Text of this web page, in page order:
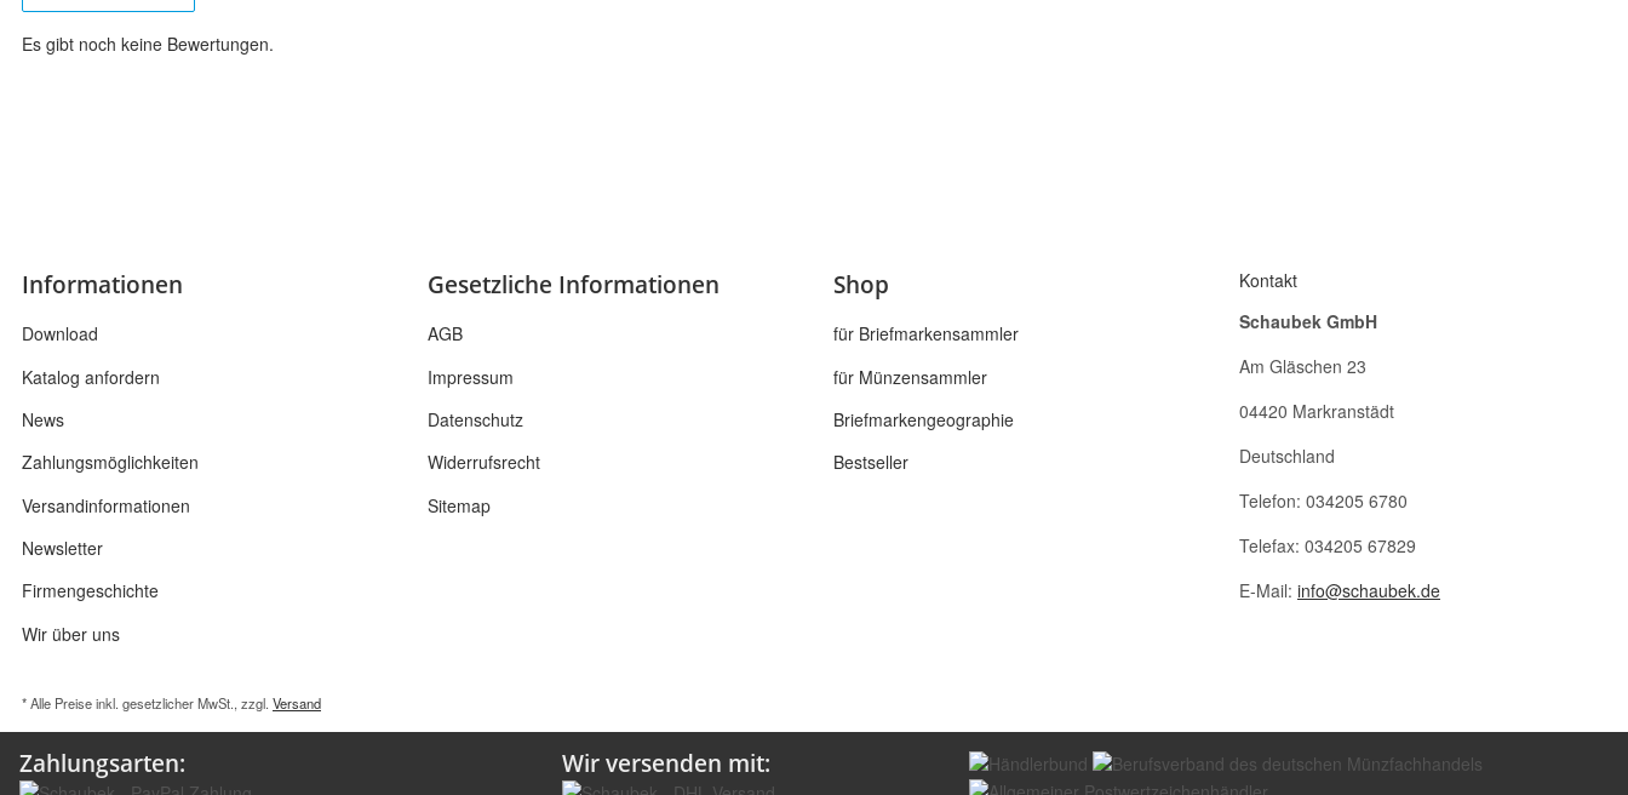
Es gibt noch keine Bewertungen.
Informationen
Download
Katalog anfordern
News
Zahlungsmöglichkeiten
Versandinformationen
Newsletter
Firmengeschichte
Wir über uns
Gesetzliche Informationen
AGB
Impressum
Datenschutz
Widerrufsrecht
Sitemap
Shop
für Briefmarkensammler
für Münzensammler
Briefmarkengeographie
Bestseller
Kontakt
Schaubek GmbH
Am Gläschen 23
04420 Markranstädt
Deutschland
Telefon: 034205 6780
Telefax: 034205 67829
E-Mail: info@schaubek.de
* Alle Preise inkl. gesetzlicher MwSt., zzgl. Versand
Zahlungsarten: Wir versenden mit: